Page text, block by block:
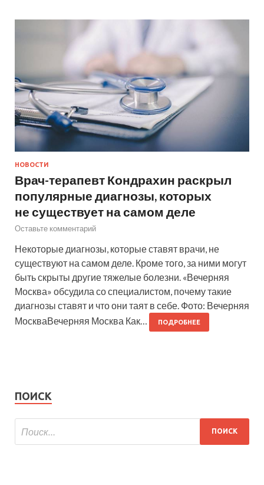
НОВОСТИ
Врач-терапевт Кондрахин раскрыл
популярные диагнозы, которых
не существует на самом деле
Оставьте комментарий
Некоторые диагнозы, которые ставят врачи, не
существуют на самом деле. Кроме того, за ними могут
быть скрыты другие тяжелые болезни. «Вечерняя
Москва» обсудила со специалистом, почему такие
диагнозы ставят и что они таят в себе. Фото: Вечерняя
МоскваВечерняя Москва Как…
ПОДРОБНЕЕ
ПОИСК